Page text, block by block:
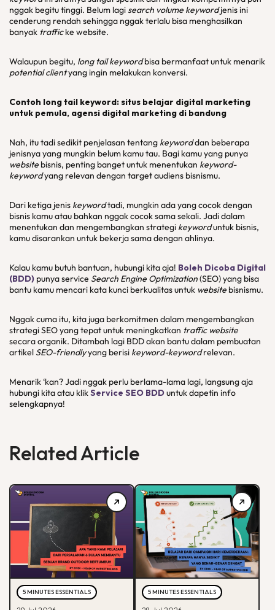
nggak begitu tinggi. Belum lagi search volume keywordjenis ini
cenderung rendah sehingga nggak terlalu bisa menghasilkan
banyak trafficke website.
Walaupun begitu, long tail keywordbisa bermanfaat untuk menarik
potential clientyang ingin melakukan konversi.
Contoh long tail keyword: situs belajar digital marketing
untuk pemula, agensi digital marketing di bandung
Nah, itu tadi sedikit penjelasan tentang keyworddan beberapa
jenisnya yang mungkin belum kamu tau. Bagi kamu yang punya
website bisnis, penting banget untuk menentukan keyword-
keywordyang relevan dengan target audiens bisnismu.
Dari ketiga jenis keywordtadi, mungkin ada yang cocok dengan
bisnis kamu atau bahkan nggak cocok sama sekali. Jadi dalam
menentukan dan mengembangkan strategi keyworduntuk bisnis,
kamu disarankan untuk bekerja sama dengan ahlinya.
Kalau kamu butuh bantuan, hubungi kita aja! Boleh Dicoba Digital
(BDD) punya service Search Engine Optimization(SEO) yang bisa
bantu kamu mencari kata kunci berkualitas untuk website bisnismu.
Nggak cuma itu, kita juga berkomitmen dalam mengembangkan
strategi SEO yang tepat untuk meningkatkan traffic website
secara organik. Ditambah lagi BDD akan bantu dalam pembuatan
artikel SEO-friendlyyang berisi keyword-keywordrelevan.
Menarik ‘kan? Jadi nggak perlu berlama-lama lagi, langsung aja
hubungi kita atau klikService SEO BDDuntuk dapetin info
selengkapnya!
Related Article
5 MINUTES ESSENTIALS 5 MINUTES ESSENTIALS